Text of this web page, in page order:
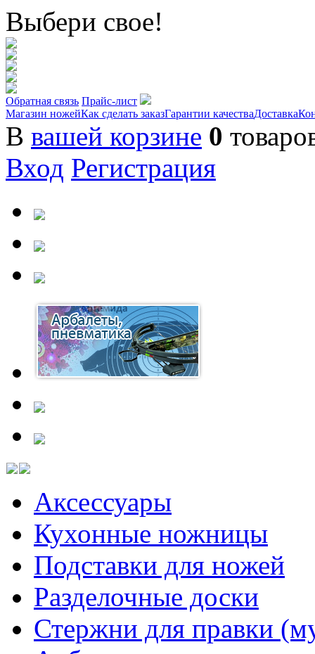
Выбери свое!
Обратная связь Прайс-лист
Магазин ножейКак сделать заказГарантии качестваДоставка
В вашей корзине 0
Вход Регистрация
Аксессуары
Кухонные ножницы
Подставки для ножей
Разделочные доски
Стержни для правки